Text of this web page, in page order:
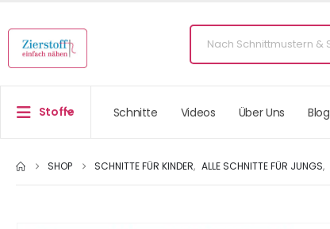
Stoffe Schnitte Videos Über Uns Blog
SHOP SCHNITTE FÜR KINDER, ALLE SCHNITTE FÜR JUNGS,